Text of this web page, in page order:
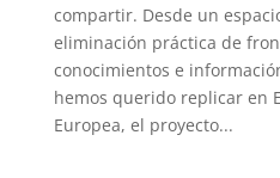
compartir. Desde un
eliminación práctica de
conocimientos e
hemos querido replicar en
Europea, el proyecto...